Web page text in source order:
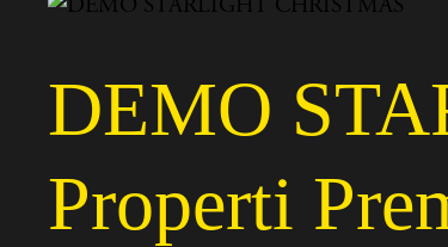
DEMO
Properti